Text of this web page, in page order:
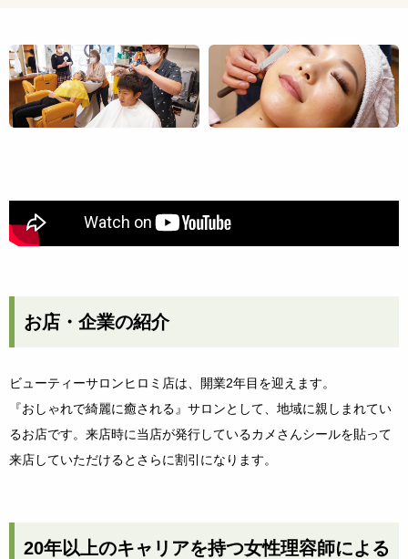
お店・企業の紹介
ビューティーサロンヒロミ店は、開業2年目を迎えます。
『おしゃれで綺麗に癒される』サロンとして、地域に親しまれてい
るお店です。来店時に当店が発行しているカメさんシールを貼って
来店していただけるとさらに割引になります。
20年以上のキャリアを持つ女性理容師による